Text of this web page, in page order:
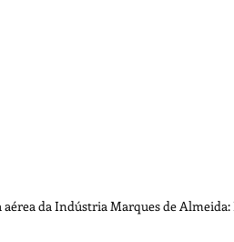
aérea da Indústria Marques de